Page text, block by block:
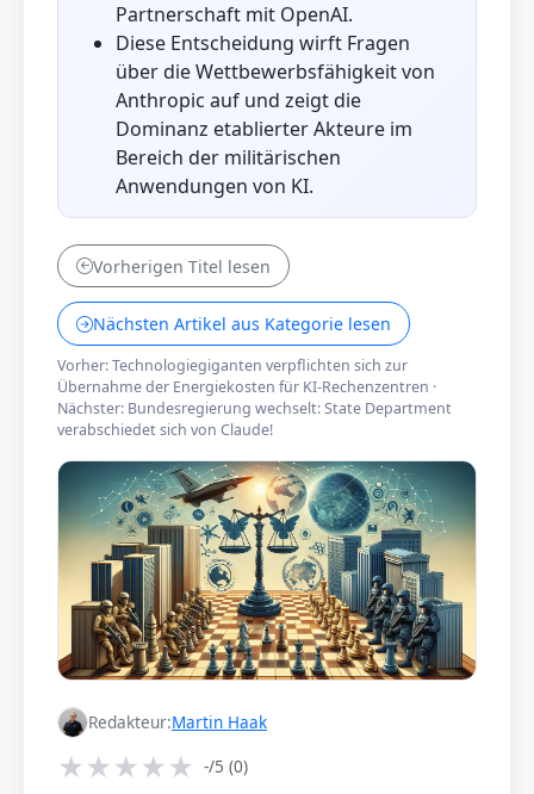
Partnerschaft mit OpenAI.
Diese Entscheidung wirft Fragen
über die Wettbewerbsfähigkeit von
Anthropic auf und zeigt die
Dominanz etablierter Akteure im
Bereich der militärischen
Anwendungen von KI.
Vorherigen Titel lesen
Nächsten Artikel aus Kategorie lesen
Vorher: Technologiegiganten verpflichten sich zur
Übernahme der Energiekosten für KI-Rechenzentren ·
Nächster: Bundesregierung wechselt: State Department
verabschiedet sich von Claude!
Redakteur:Martin Haak
★★★★★ -/5 (0)